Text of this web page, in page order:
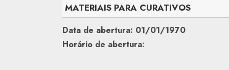
MATERIAIS PARA CURATIVOS
Data de abertura: 01/01/1970
Horário de abertura: